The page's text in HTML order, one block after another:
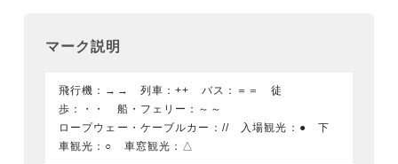
マーク説明
飛行機：→→ 列車：++ バス：＝＝ 徒
歩：・・ 船・フェリー：～～
ロープウェー・ケーブルカー：// 入場観光：● 下
車観光：○ 車窓観光：△